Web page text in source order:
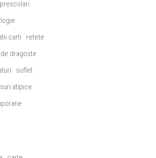
prescolari
carti
retete
dragoste
suflet
atipice